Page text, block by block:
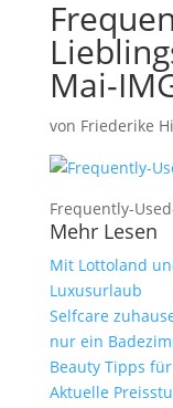
Mai-
von Friederike
Frequently-
Mehr Lesen
Mit Lottoland
Luxusurlaub
Selfcare
nur ein
Beauty Tipps
Aktuelle